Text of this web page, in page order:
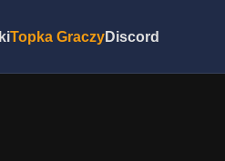
Topka GraczyDiscord